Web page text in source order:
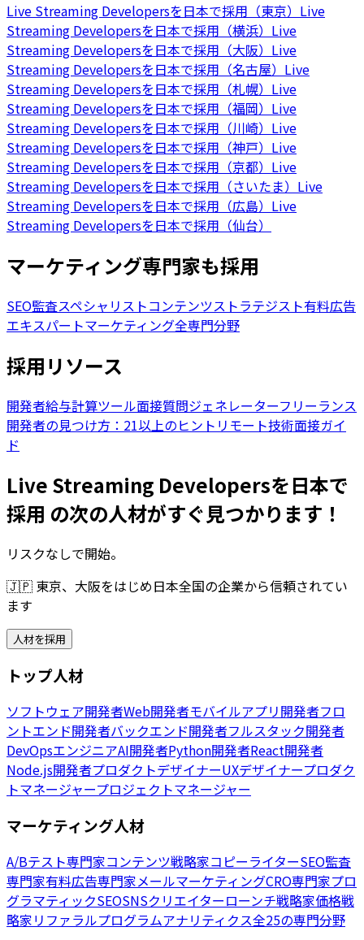
Live Streaming Developersを日本で採用（東京） Live
Streaming Developersを日本で採用（横浜） Live
Streaming Developersを日本で採用（大阪） Live
Streaming Developersを日本で採用（名古屋） Live
Streaming Developersを日本で採用（札幌） Live
Streaming Developersを日本で採用（福岡） Live
Streaming Developersを日本で採用（川崎） Live
Streaming Developersを日本で採用（神戸） Live
Streaming Developersを日本で採用（京都） Live
Streaming Developersを日本で採用（さいたま） Live
Streaming Developersを日本で採用（広島） Live
Streaming Developersを日本で採用（仙台）
マーケティング専門家も採用
SEO監査スペシャリストコンテンツストラテジスト有料広告
エキスパートマーケティング全専門分野
採用リソース
開発者給与計算ツール面接質問ジェネレーターフリーランス
開発者の見つけ方：21以上のヒント リモート技術面接ガイ
ド
Live Streaming Developersを日本で
採用 の次の人材がすぐ見つかります！
リスクなしで開始。
🇯🇵 東京、大阪をはじめ日本全国の企業から信頼されてい
ます
人材を採用
トップ人材
ソフトウェア開発者Web開発者モバイルアプリ開発者フロ
ントエンド開発者バックエンド開発者フルスタック開発者
DevOpsエンジニアAI開発者Python開発者React開発者
Node.js開発者プロダクトデザイナーUXデザイナープロダク
トマネージャープロジェクトマネージャー
マーケティング人材
A/Bテスト専門家コンテンツ戦略家コピーライターSEO監査
専門家有料広告専門家メールマーケティングCRO専門家プロ
グラマティックSEOSNSクリエイターローンチ戦略家価格戦
略家リファラルプログラムアナリティクス全25の専門分野